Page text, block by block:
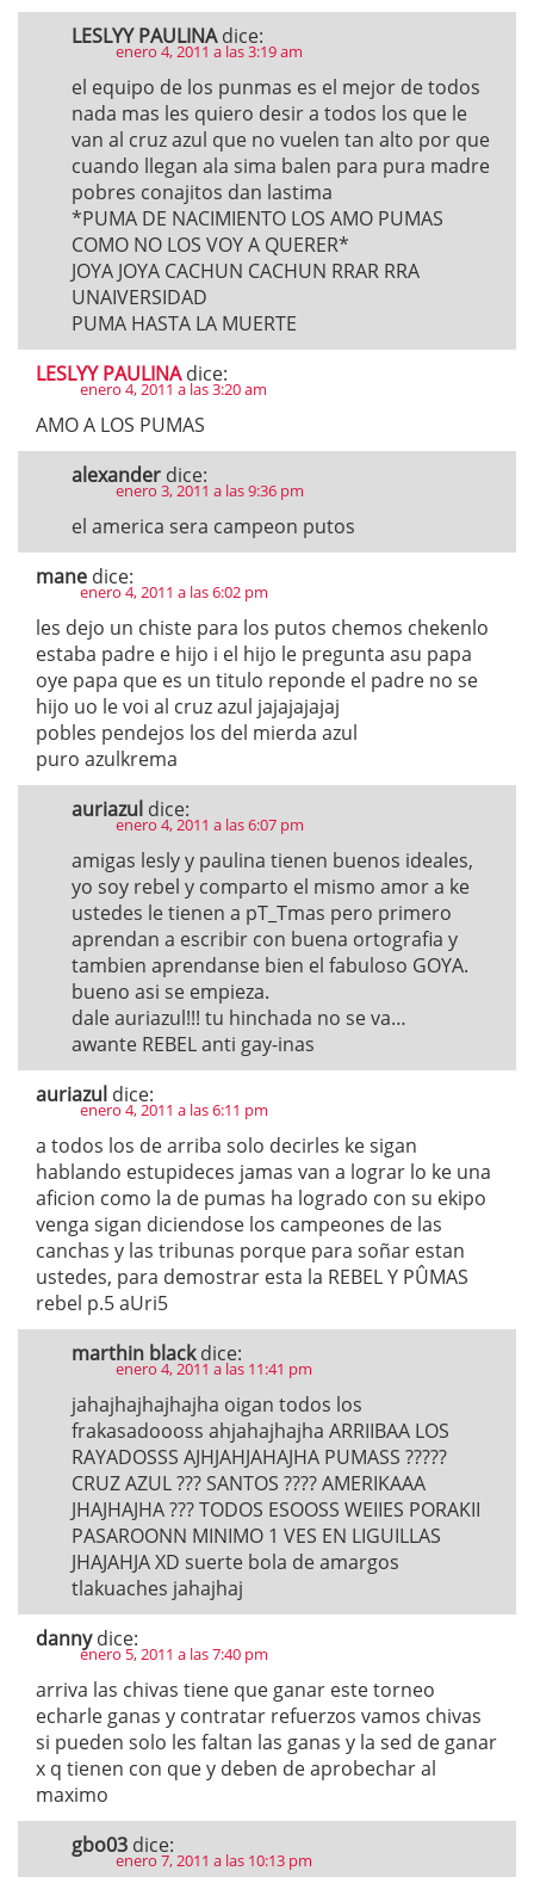
LESLYY PAULINA dice:
enero 4, 2011 a las 3:19 am
el equipo de los punmas es el mejor de todos
nada mas les quiero desir a todos los que le
van al cruz azul que no vuelen tan alto por que
cuando llegan ala sima balen para pura madre
pobres conajitos dan lastima
*PUMA DE NACIMIENTO LOS AMO PUMAS
COMO NO LOS VOY A QUERER*
JOYA JOYA CACHUN CACHUN RRAR RRA
UNAIVERSIDAD
PUMA HASTA LA MUERTE
LESLYY PAULINA dice:
enero 4, 2011 a las 3:20 am
AMO A LOS PUMAS
alexander dice:
enero 3, 2011 a las 9:36 pm
el america sera campeon putos
mane dice:
enero 4, 2011 a las 6:02 pm
les dejo un chiste para los putos chemos chekenlo
estaba padre e hijo i el hijo le pregunta asu papa
oye papa que es un titulo reponde el padre no se
hijo uo le voi al cruz azul jajajajajaj
pobles pendejos los del mierda azul
puro azulkrema
auriazul dice:
enero 4, 2011 a las 6:07 pm
amigas lesly y paulina tienen buenos ideales,
yo soy rebel y comparto el mismo amor a ke
ustedes le tienen a pT_Tmas pero primero
aprendan a escribir con buena ortografia y
tambien aprendanse bien el fabuloso GOYA.
bueno asi se empieza.
dale auriazul!!! tu hinchada no se va…
awante REBEL anti gay-inas
auriazul dice:
enero 4, 2011 a las 6:11 pm
a todos los de arriba solo decirles ke sigan
hablando estupideces jamas van a lograr lo ke una
aficion como la de pumas ha logrado con su ekipo
venga sigan diciendose los campeones de las
canchas y las tribunas porque para soñar estan
ustedes, para demostrar esta la REBEL Y PÛMAS
rebel p.5 aUri5
marthin black dice:
enero 4, 2011 a las 11:41 pm
jahajhajhajhajha oigan todos los
frakasadoooss ahjahajhajha ARRIIBAA LOS
RAYADOSSS AJHJAHJAHAJHA PUMASS ?????
CRUZ AZUL ??? SANTOS ???? AMERIKAAA
JHAJHAJHA ??? TODOS ESOOSS WEIIES PORAKII
PASAROONN MINIMO 1 VES EN LIGUILLAS
JHAJAHJA XD suerte bola de amargos
tlakuaches jahajhaj
danny dice:
enero 5, 2011 a las 7:40 pm
arriva las chivas tiene que ganar este torneo
echarle ganas y contratar refuerzos vamos chivas
si pueden solo les faltan las ganas y la sed de ganar
x q tienen con que y deben de aprobechar al
maximo
gbo03 dice:
enero 7, 2011 a las 10:13 pm